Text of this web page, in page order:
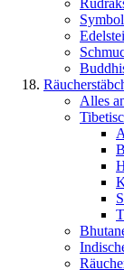
Alles